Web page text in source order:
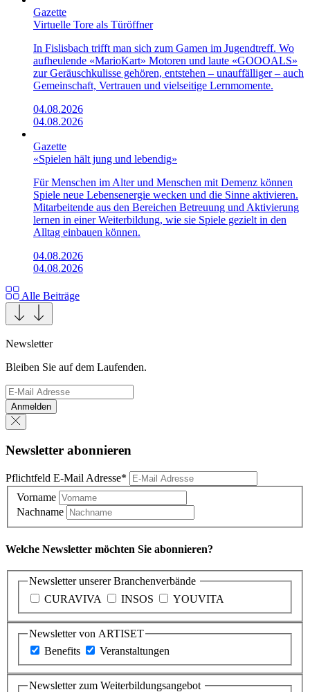
Gazette
Virtuelle Tore als Türöffner
In Fislisbach trifft man sich zum Gamen im Jugendtreff. Wo
aufheulende «Mario­Kart»­ Motoren und laute «GOOOALS»
zur Geräuschkulisse gehören, entstehen – unauffälliger – auch
Gemeinschaft, Vertrauen und vielseitige Lernmomente.
04.08.2026
04.08.2026
Gazette
«Spielen hält jung und lebendig»
Für Menschen im Alter und Menschen mit Demenz können
Spiele neue Lebensenergie wecken und die Sinne aktivieren.
Mitarbeitende aus den Bereichen Betreuung und Aktivierung
lernen in einer Weiterbildung, wie sie Spiele gezielt in den
Alltag einbauen können.
04.08.2026
04.08.2026
Alle Beiträge
Newsletter
Bleiben Sie auf dem Laufenden.
Anmelden
Newsletter abonnieren
Pflichtfeld E-Mail Adresse*
Vorname
Nachname
Welche Newsletter möchten Sie abonnieren?
Newsletter unserer Branchenverbände
CURAVIVA
INSOS YOUVITA
Newsletter von ARTISET
Benefits
Veranstaltungen
Newsletter zum Weiterbildungsangebot